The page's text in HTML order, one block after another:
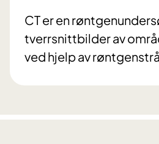
CT er en
tverrsnittbilder av
ved hjelp av